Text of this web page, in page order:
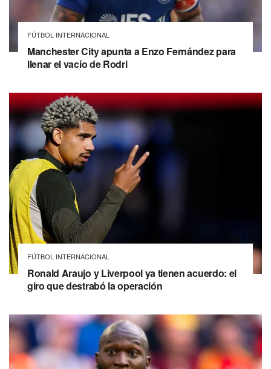
FÚTBOL INTERNACIONAL
Manchester City apunta a Enzo Fernández para
llenar el vacío de Rodri
FÚTBOL INTERNACIONAL
Ronald Araujo y Liverpool ya tienen acuerdo: el
giro que destrabó la operación